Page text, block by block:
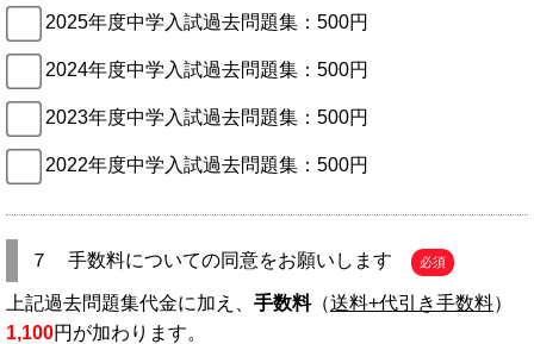
2025年度中学入試過去問題集：500円
2024年度中学入試過去問題集：500円
2023年度中学入試過去問題集：500円
2022年度中学入試過去問題集：500円
７ 手数料についての同意をお願いします 必須
上記過去問題集代金に加え、 手数料（送料+代引き手数料）
1,100円が加わります。